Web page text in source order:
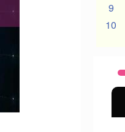
9
10
43.13